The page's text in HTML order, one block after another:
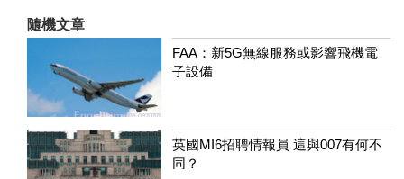
隨機文章
FAA：新5G無線服務或影響飛機電
子設備
英國MI6招聘情報員 這與007有何不
同？